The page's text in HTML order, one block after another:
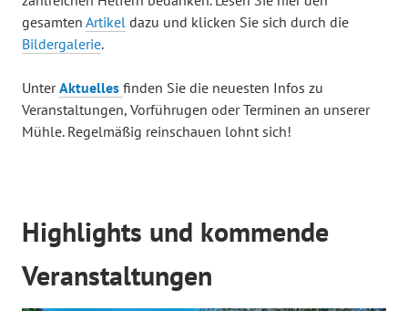
gesamten Artikel dazu und klicken Sie sich durch die
Bildergalerie.
UnterAktuelles finden Sie die neuesten Infos zu
Veranstaltungen, Vorführugen oder Terminen an unserer
Mühle. Regelmäßig reinschauen lohnt sich!
Highlights und kommende
Veranstaltungen